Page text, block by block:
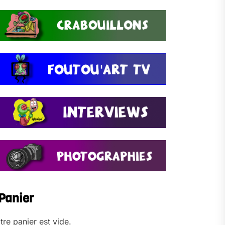
panier est vide.